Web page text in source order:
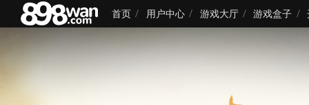
首页 用户中心 游戏大厅 游戏盒子